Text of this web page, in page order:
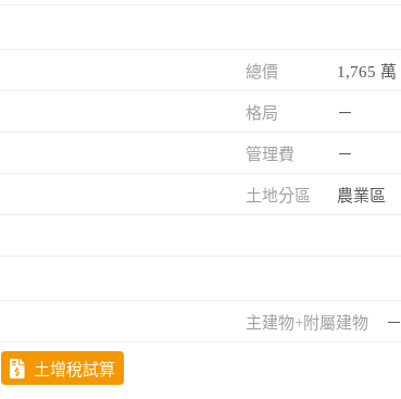
總價 1,765 萬
格局 －
管理費 －
土地分區 農業區
主建物+附屬建物 －
土增稅試算